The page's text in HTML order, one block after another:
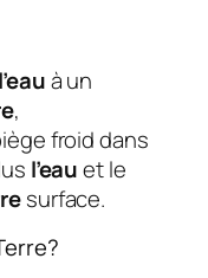
à un
,
froid dans
l’eauet le
surface.